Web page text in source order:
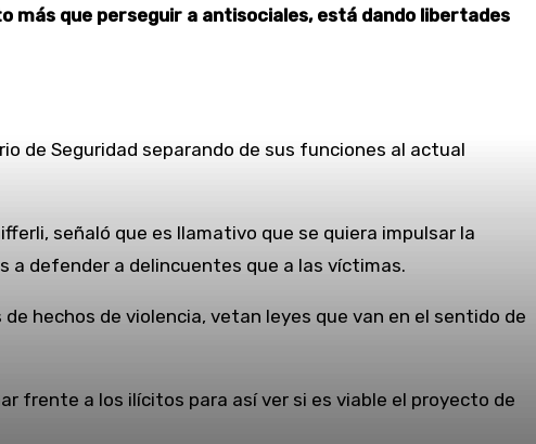
más que perseguir a antisociales, está dando libertades
de Seguridad separando de sus funciones al actual
señaló que es llamativo que se quiera impulsar la
a defender a delincuentes que a las víctimas.
hechos de violencia, vetan leyes que van en el sentido de
frente a los ilícitos para así ver si es viable el proyecto de